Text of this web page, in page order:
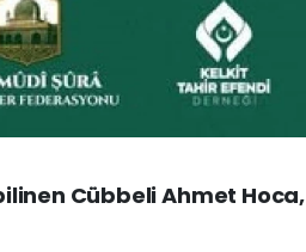
Cübbeli Ahmet Hoca,